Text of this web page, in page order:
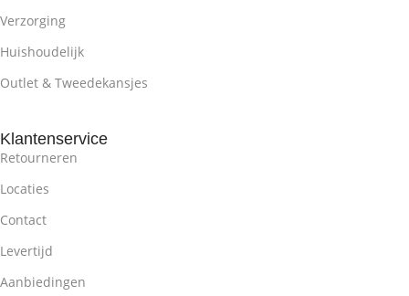
Verzorging
Huishoudelijk
Outlet & Tweedekansjes
Klantenservice
Retourneren
Locaties
Contact
Levertijd
Aanbiedingen